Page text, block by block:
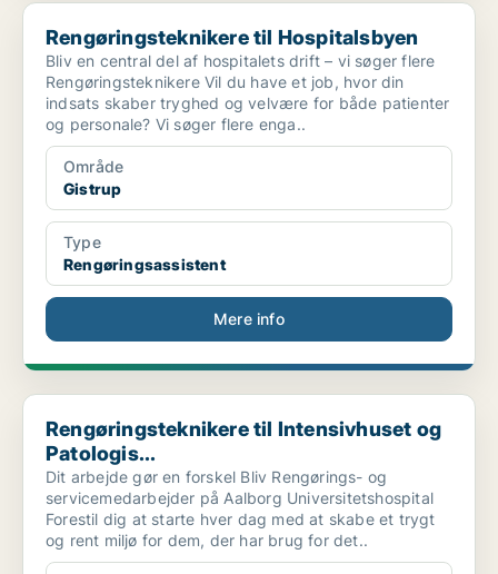
Rengøringsteknikere til Hospitalsbyen
Rengøringsteknikere til Hospitalsbyen
Bliv en central del af hospitalets drift – vi søger flere
Rengøringsteknikere Vil du have et job, hvor din
indsats skaber tryghed og velvære for både patienter
og personale? Vi søger flere enga..
Område
Gistrup
Type
Rengøringsassistent
Mere info
Rengøringsteknikere til Intensivhuset og Patologis...
Rengøringsteknikere til Intensivhuset og
Patologis...
Dit arbejde gør en forskel Bliv Rengørings- og
servicemedarbejder på Aalborg Universitetshospital
Forestil dig at starte hver dag med at skabe et trygt
og rent miljø for dem, der har brug for det..